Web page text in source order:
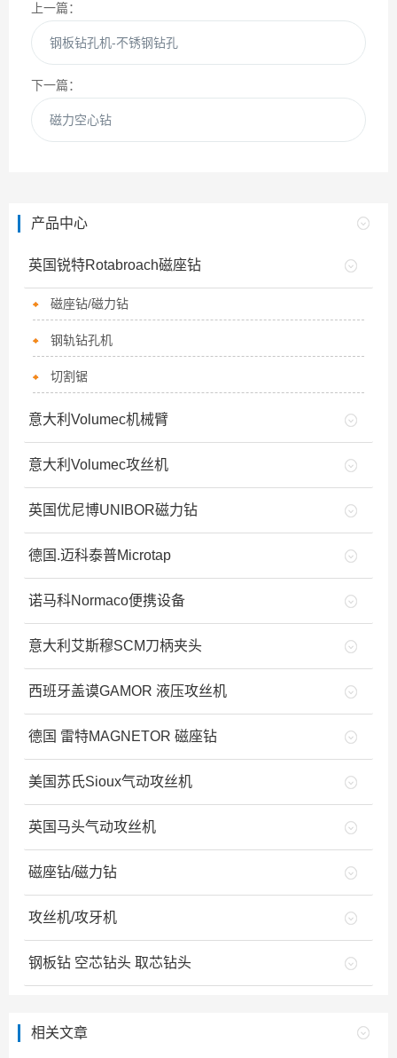
上一篇：
钢板钻孔机-不锈钢钻孔
下一篇：
磁力空心钻
产品中心
英国锐特Rotabroach磁座钻
磁座钻/磁力钻
钢轨钻孔机
切割锯
意大利Volumec机械臂
意大利Volumec攻丝机
英国优尼博UNIBOR磁力钻
德国.迈科泰普Microtap
诺马科Normaco便携设备
意大利艾斯穆SCM刀柄夹头
西班牙盖谟GAMOR 液压攻丝机
德国 雷特MAGNETOR 磁座钻
美国苏氏Sioux气动攻丝机
英国马头气动攻丝机
磁座钻/磁力钻
攻丝机/攻牙机
钢板钻 空芯钻头 取芯钻头
相关文章